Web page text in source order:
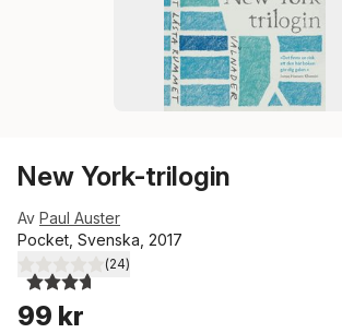
New York-trilogin
Av Paul Auster
Pocket, Svenska, 2017
3,7utav 5 stjärnor. Totalt antal röster:
(24)
99 kr